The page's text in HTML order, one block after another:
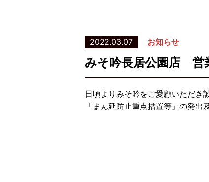
2022.03.07 お知らせ
みそ吟長居公園店 営
日頃よりみそ吟をご愛顧いただき
「まん延防止重点措置等」の発